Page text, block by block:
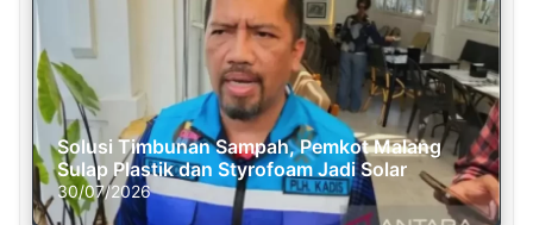
Solusi Timbunan Sampah, Pemkot Malang
Sulap Plastik dan Styrofoam Jadi Solar
30/07/2026